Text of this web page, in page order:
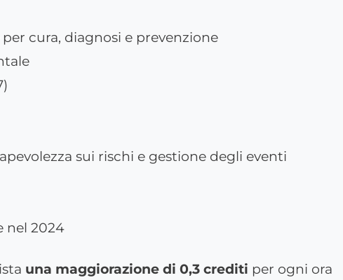
cura, diagnosi e prevenzione
sui rischi e gestione degli eventi
nel 2024
una maggiorazione di 0,3 crediti per ogni ora